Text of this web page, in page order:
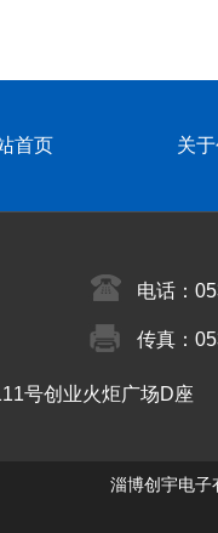
首页 关
电话：
传真：
号创业火炬广场D座
淄博创宇电子